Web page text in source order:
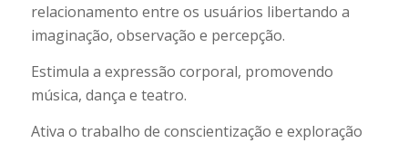
relacionamento entre os usuários libertando a
imaginação, observação e percepção.
Estimula a expressão corporal, promovendo
música, dança e teatro.
Ativa o trabalho de conscientização e exploração